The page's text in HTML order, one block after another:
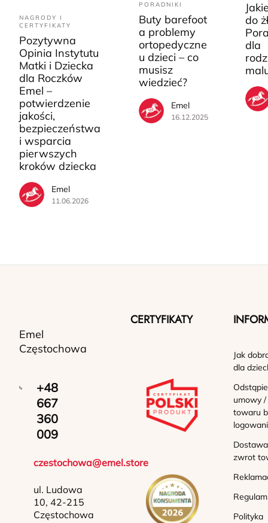
NAGRODY I
CERTYFIKATY
Pozytywna
Opinia Instytutu
Matki i Dziecka
dla Roczków
Emel –
potwierdzenie
jakości,
bezpieczeństwa
i wsparcia
pierwszych
kroków dziecka
Emel
11.06.2026
PORADNIKI
Buty barefoot
a problemy
ortopedyczne
u dzieci – co
musisz
wiedzieć?
Emel
16.12.2025
do
dla
Emel
Częstochowa
+48
667
360
009
czestochowa@emel.store
ul. Ludowa
10, 42-215
Częstochowa
CERTYFIKATY
Jak
dla
umowy
towaru
zwrot
Polityka